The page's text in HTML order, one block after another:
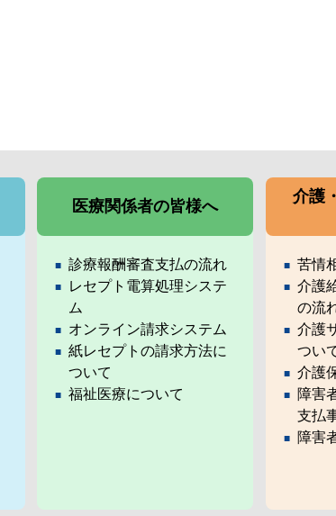
医療関係者の皆様へ
診療報酬審査支払の流れ
レセプト電算処理システ
ム
オンライン請求システム
紙レセプトの請求方法に
ついて
福祉医療について
介護
苦情
介護
の流
介護
つい
介護
障害
支払
障害